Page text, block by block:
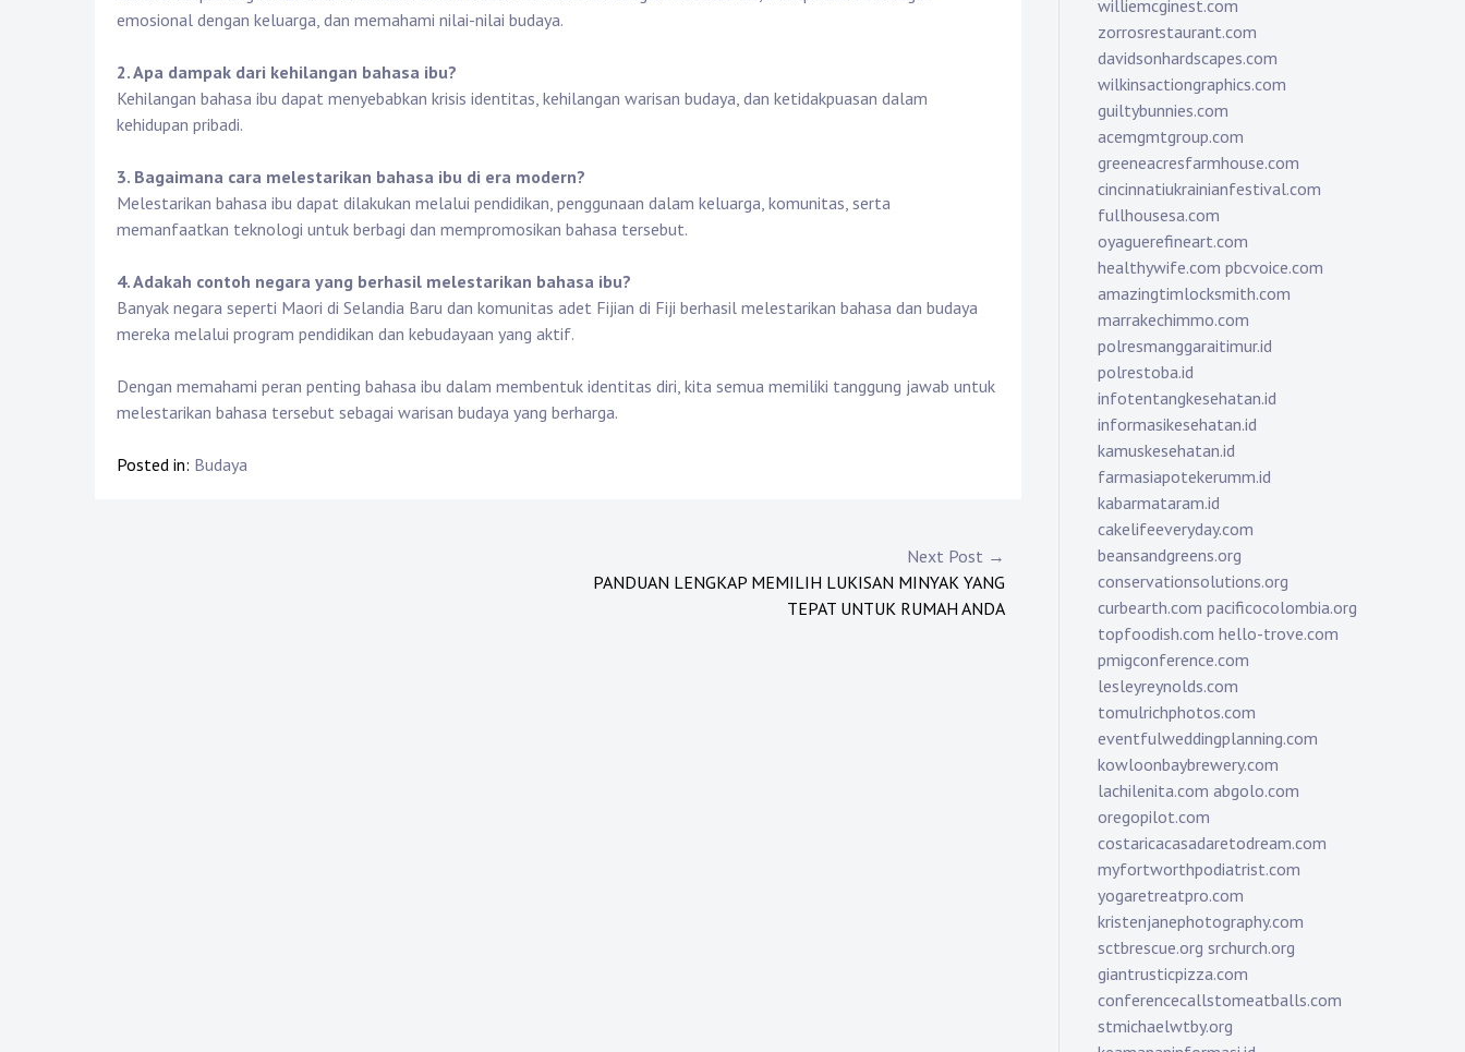
emosional dengan keluarga, dan memahami nilai-nilai budaya.
2. Apa dampak dari kehilangan bahasa ibu?
Kehilangan bahasa ibu dapat menyebabkan krisis identitas, kehilangan warisan budaya, dan ketidakpuasan dalam
kehidupan pribadi.
3. Bagaimana cara melestarikan bahasa ibu di era modern?
Melestarikan bahasa ibu dapat dilakukan melalui pendidikan, penggunaan dalam keluarga, komunitas, serta
memanfaatkan teknologi untuk berbagi dan mempromosikan bahasa tersebut.
4. Adakah contoh negara yang berhasil melestarikan bahasa ibu?
Banyak negara seperti Maori di Selandia Baru dan komunitas adet Fijian di Fiji berhasil melestarikan bahasa dan budaya
mereka melalui program pendidikan dan kebudayaan yang aktif.
Dengan memahami peran penting bahasa ibu dalam membentuk identitas diri, kita semua memiliki tanggung jawab untuk
melestarikan bahasa tersebut sebagai warisan budaya yang berharga.
Posted in: Budaya
Next Post →
PANDUAN LENGKAP MEMILIH LUKISAN MINYAK YANG
TEPAT UNTUK RUMAH ANDA
williemcginest.com
zorrosrestaurant.com
davidsonhardscapes.com
wilkinsactiongraphics.com
guiltybunnies.com
acemgmtgroup.com
greeneacresfarmhouse.com
cincinnatiukrainianfestival.com
fullhousesa.com
oyaguerefineart.com
healthywife.com pbcvoice.com
amazingtimlocksmith.com
marrakechimmo.com
polresmanggaraitimur.id
polrestoba.id
infotentangkesehatan.id
informasikesehatan.id
kamuskesehatan.id
farmasiapotekerumm.id
kabarmataram.id
cakelifeeveryday.com
beansandgreens.org
conservationsolutions.org
curbearth.com pacificocolombia.org
topfoodish.com hello-trove.com
pmigconference.com
lesleyreynolds.com
tomulrichphotos.com
eventfulweddingplanning.com
kowloonbaybrewery.com
lachilenita.com abgolo.com
oregopilot.com
costaricacasadaretodream.com
myfortworthpodiatrist.com
yogaretreatpro.com
kristenjanephotography.com
sctbrescue.org srchurch.org
giantrusticpizza.com
conferencecallstomeatballs.com
stmichaelwtby.org